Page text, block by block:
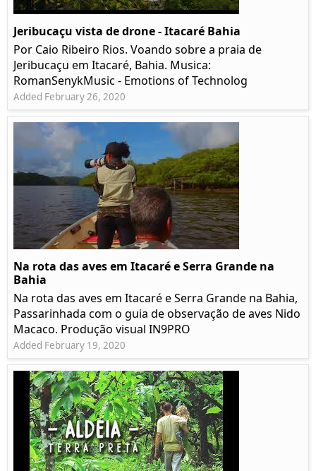
Jeribucaçu vista de drone - Itacaré Bahia
Por Caio Ribeiro Rios. Voando sobre a praia de
Jeribucaçu em Itacaré, Bahia. Musica:
RomanSenykMusic - Emotions of Technolog
Added February 26, 2020
Na rota das aves em Itacaré e Serra Grande na
Bahia
Na rota das aves em Itacaré e Serra Grande na Bahia,
Passarinhada com o guia de observação de aves Nido
Macaco. Produção visual IN9PRO
Added February 19, 2020